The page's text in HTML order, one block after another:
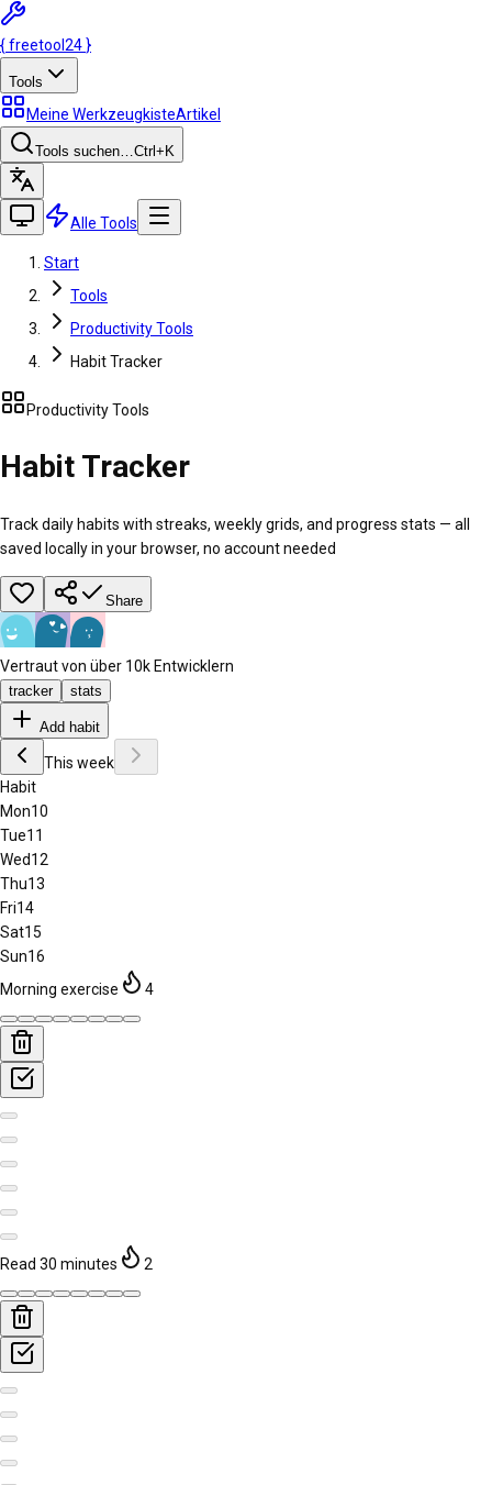
{freetool 24 }
Tools
Meine WerkzeugkisteArtikel
Tools suchen…Ctrl +K
Alle Tools
Start
Tools
Productivity Tools
Habit Tracker
Productivity Tools
Habit Tracker
Track daily habits with streaks, weekly grids, and progress stats — all
saved locally in your browser, no account needed
Share
Vertraut von über 10k Entwicklern
tracker stats
Add habit
This week
Habit
Mon10
Tue11
Wed12
Thu13
Fri14
Sat15
Sun16
Morning exercise
4
Read 30 minutes 2